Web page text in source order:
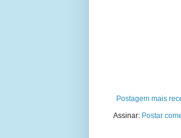
Postagem mais
Assinar: Postar